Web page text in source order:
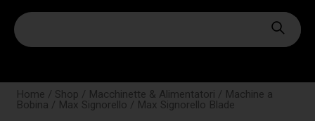
Home / Shop / Macchinette & Alimentatori / Machine a
Bobina / Max Signorello / Max Signorello Blade